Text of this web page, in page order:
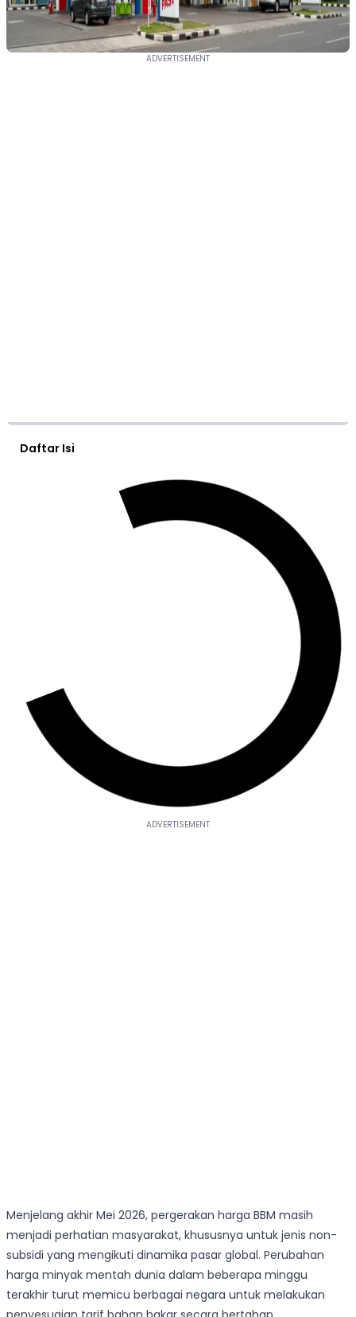
Daftar Isi
Menjelang akhir Mei 2026, pergerakan harga BBM masih
menjadi perhatian masyarakat, khususnya untuk jenis non-
subsidi yang mengikuti dinamika pasar global. Perubahan
harga minyak mentah dunia dalam beberapa minggu
terakhir turut memicu berbagai negara untuk melakukan